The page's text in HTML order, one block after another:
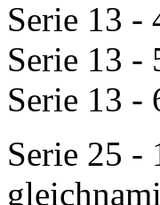
Serie 13 -
Serie 13 -
Serie 13 -
Serie 25 -